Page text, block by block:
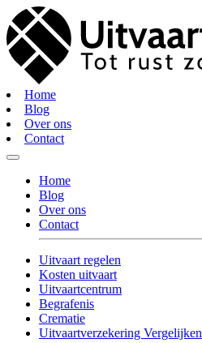
Home
Blog
Over ons
Contact
Home
Blog
Over ons
Contact
Uitvaart regelen
Kosten uitvaart
Uitvaartcentrum
Begrafenis
Crematie
Uitvaartverzekering Vergelijken